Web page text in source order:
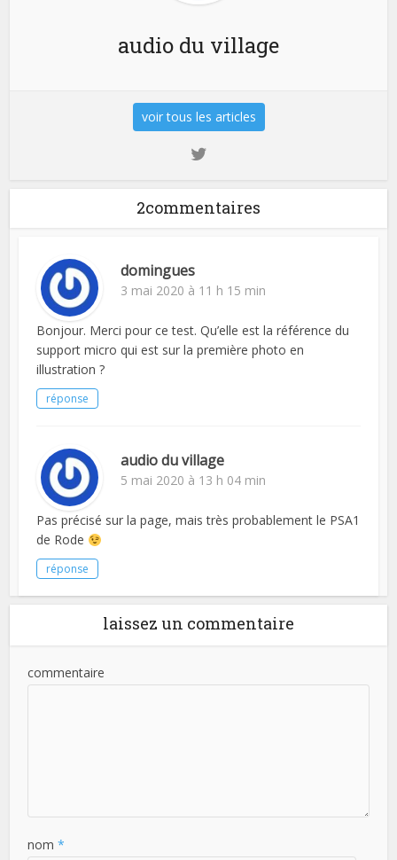
audio du village
voir tous les articles
2commentaires
domingues
3 mai 2020 à 11 h 15 min
Bonjour. Merci pour ce test. Qu’elle est la référence du
support micro qui est sur la première photo en
illustration ?
réponse
audio du village
5 mai 2020 à 13 h 04 min
Pas précisé sur la page, mais très probablement le PSA1
de Rode
réponse
laissez un commentaire
commentaire
nom *